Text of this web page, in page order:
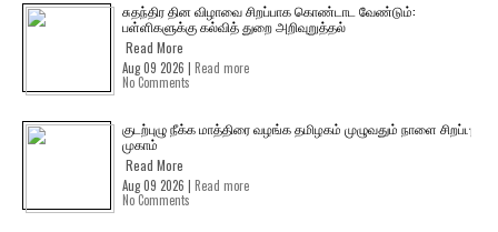
சுதந்திர தின விழாவை சிறப்பாக கொண்டாட வேண்டும்:
பள்ளிகளுக்கு கல்வித் துறை அறிவுறுத்தல்
Read More
Aug 09 2026 | Read more
No Comments
குடற்புழு நீக்க மாத்திரை வழங்க தமிழகம் முழுவதும் நாளை சிறப்பு
முகாம்
Read More
Aug 09 2026 | Read more
No Comments